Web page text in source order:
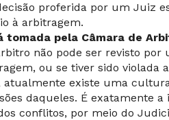
proferida por um Juiz
à arbitragem.
tomada pela Câmara de
não pode ser revisto
ou se tiver sido
atualmente existe uma
daqueles. É exatamente
conflitos, por meio do